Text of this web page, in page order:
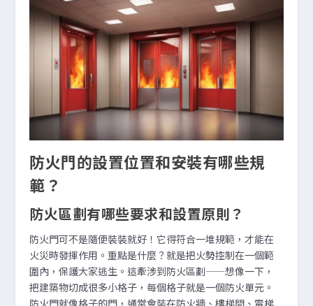
防火門的設置位置和安裝有哪些規
範？
防火區劃有哪些要求和設置原則？
防火門可不是隨便裝裝就好！它得符合一堆規範，才能在
火災時發揮作用。重點是什麼？就是把火勢控制在一個範
圍內，保護大家逃生。這牽涉到防火區劃——想像一下，
把建築物切成很多小格子，每個格子就是一個防火單元。
防火門就像格子的門，通常會裝在防火牆、樓梯間、電梯